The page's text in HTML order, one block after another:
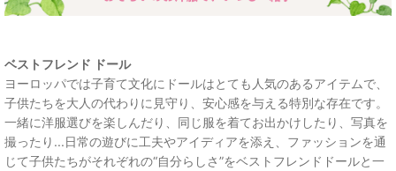
ベストフレンド ドール
ヨーロッパでは子育て文化にドールはとても人気のあるアイテムで、
子供たちを大人の代わりに見守り、安心感を与える特別な存在です。
一緒に洋服選びを楽しんだり、同じ服を着てお出かけしたり、写真を
撮ったり...日常の遊びに工夫やアイディアを添え、ファッションを通
じて子供たちがそれぞれの“自分らしさ”をベストフレンドドールと一